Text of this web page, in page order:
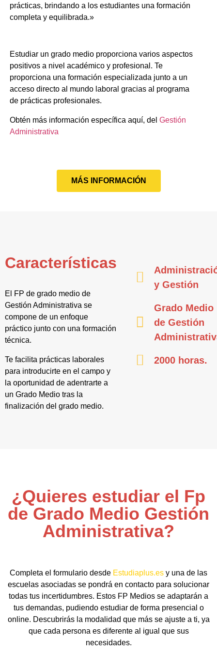
prácticas, brindando a los estudiantes una formación
completa y equilibrada.»
Estudiar un grado medio proporciona varios aspectos
positivos a nivel académico y profesional. Te
proporciona una formación especializada junto a un
acceso directo al mundo laboral gracias al programa
de prácticas profesionales.
Obtén más información específica aquí, del Gestión
Administrativa
MÁS INFORMACIÓN
Características
El FP de grado medio de
Gestión Administrativa se
compone de un enfoque
práctico junto con una formación
técnica.
Te facilita prácticas laborales
para introducirte en el campo y
la oportunidad de adentrarte a
un Grado Medio tras la
finalización del grado medio.
y Gestión
Grado Medio
de Gestión
2000 horas.
¿Quieres estudiar el Fp
de Grado Medio Gestión
Administrativa?
Completa el formulario desde Estudiaplus.es y una de las
escuelas asociadas se pondrá en contacto para solucionar
todas tus incertidumbres. Estos FP Medios se adaptarán a
tus demandas, pudiendo estudiar de forma presencial o
online. Descubrirás la modalidad que más se ajuste a ti, ya
que cada persona es diferente al igual que sus
necesidades.